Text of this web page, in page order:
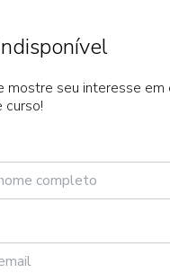
mostre seu interesse em
curso!